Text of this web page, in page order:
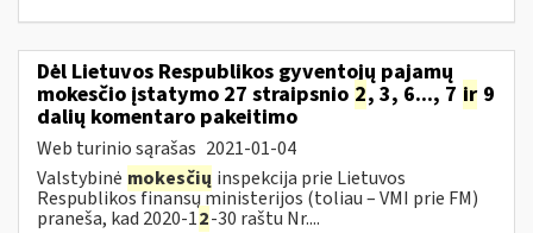
Dėl Lietuvos Respublikos gyventojų pajamų
mokesčio įstatymo 27 straipsnio 2, 3, 6..., 7 ir 9
dalių komentaro pakeitimo
Web turinio sąrašas 2021-01-04
Valstybinė mokesčių inspekcija prie Lietuvos
Respublikos finansų ministerijos (toliau – VMI prie FM)
praneša, kad 2020-12-30 raštu Nr....